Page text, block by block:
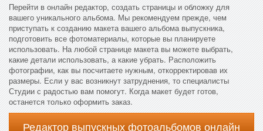
Перейти в онлайн редактор, создать страницы и обложку для
вашего уникального альбома. Мы рекомендуем прежде, чем
приступать к созданию макета вашего альбома выпускника,
подготовить все фотоматериалы, которые вы планируете
использовать. На любой странице макета вы можете выбрать,
какие детали использовать, а какие убрать. Расположить
фотографии, как вы посчитаете нужным, откорректировав их
размеры. Если у вас возникнут затруднения, то специалисты
Студии с радостью вам помогут. Когда макет будет готов,
останется только оформить заказ.
Редактор выпускных фотоальбомов онлайн